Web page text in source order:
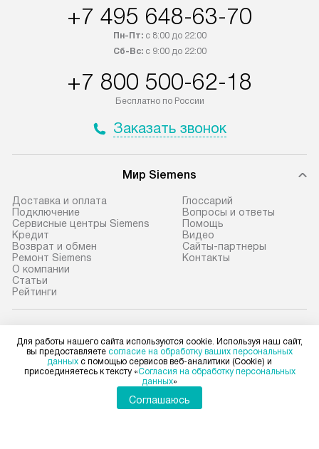
+7 495 648-63-70
Пн-Пт:с 8:00 до 22:00
Сб-Вс:с 9:00 до 22:00
+7 800 500-62-18
Бесплатно по России
Заказать звонок
Мир Siemens
Доставка и оплата
Подключение
Сервисные центры Siemens
Кредит
Возврат и обмен
Ремонт Siemens
О компании
Статьи
Рейтинги
Глоссарий
Вопросы и ответы
Помощь
Видео
Сайты-партнеры
Контакты
Для физических лиц
shop@siemens-centre.ru
Для работы нашего сайта используются cookie. Используя наш сайт,
вы предоставляете согласие на обработку ваших персональных
данных с помощью сервисов веб-аналитики (Cookie) и
присоединяетесь к тексту «Согласия на обработку персональных
данных»
Соглашаюсь